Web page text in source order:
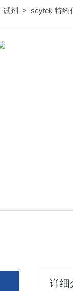
试剂 > scytek 特约
详细